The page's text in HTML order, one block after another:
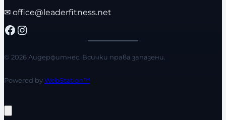
✉ office@leaderfitness.net
Facebook Instagram
© 2026 Лидерфитнес. Всички права запазени.
Powered byWebStation™